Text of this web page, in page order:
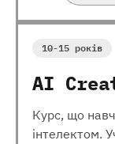
10-15 років
AI
Курс, що
інтелектом.